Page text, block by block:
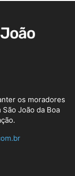
os moradores
João da Boa